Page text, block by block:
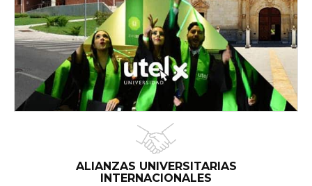
ALIANZAS UNIVERSITARIAS
INTERNACIONALES